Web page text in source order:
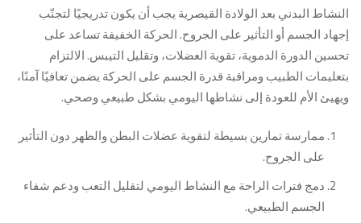
النشاط البدني بعد الولادة القيصرية يجب أن يكون تدريجيًا لتجنّب
إجهاد الجسم أو التأثير على الجروح. الحركة الخفيفة تساعد على
تحسين الدورة الدموية، تقوية العضلات، وتقليل التيبس. الالتزام
بتعليمات الطبيب ومراقبة قدرة الجسم على الحركة يضمن تعافيًا آمنًا،
ويهيئ الأم للعودة إلى نشاطها اليومي بشكل طبيعي وصحي.
ممارسة تمارين بسيطة لتقوية عضلات البطن والظهر دون التأثير
على الجروح.
دمج فترات الراحة مع النشاط اليومي لتقليل التعب ودعم شفاء
الجسم الطبيعي.